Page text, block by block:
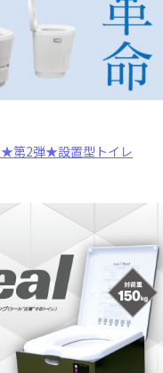
★第2弾★設置型トイレ